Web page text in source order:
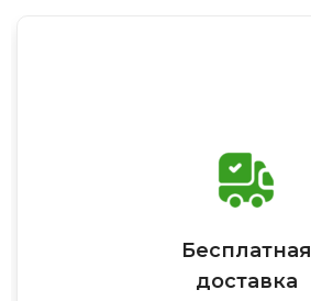
Бесплатная
доставка